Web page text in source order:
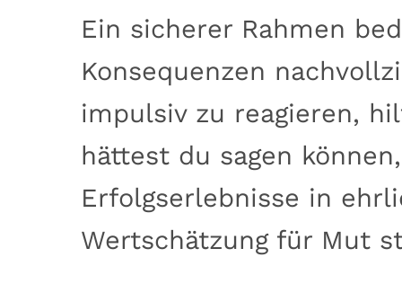
Ein sicherer Rahmen
Konsequenzen
impulsiv zu reagieren,
hättest du sagen
Erfolgserlebnisse in
Wertschätzung für Mut